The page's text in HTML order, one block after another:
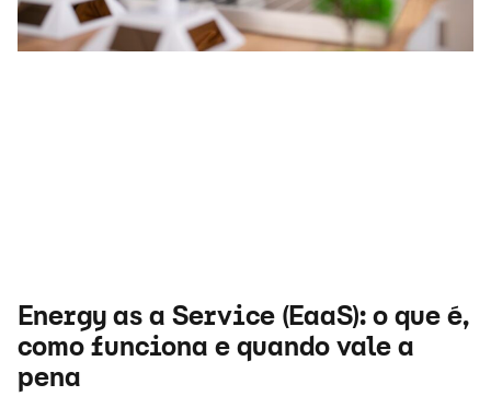
Energy as a Service (EaaS): o que é,
como funciona e quando vale a
pena